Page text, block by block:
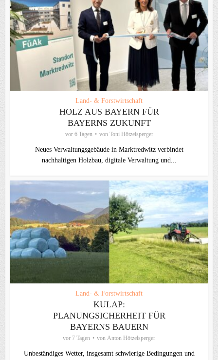
Land- & Forstwirtschaft
HOLZ AUS BAYERN FÜR
BAYERNS ZUKUNFT
vor 6 Tagen von Toni Hötzelsperger
Neues Verwaltungsgebäude in Marktredwitz verbindet
nachhaltigen Holzbau, digitale Verwaltung und...
Land- & Forstwirtschaft
KULAP:
PLANUNGSICHERHEIT FÜR
BAYERNS BAUERN
vor 7 Tagen von Anton Hötzelsperger
Unbeständiges Wetter, insgesamt schwierige Bedingungen und